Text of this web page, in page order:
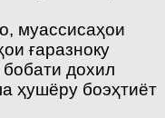
муассисаҳои
ғаразноку
дохил
ҳушёру боэҳтиёт